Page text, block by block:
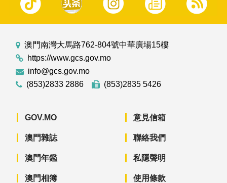
澳門南灣大馬路762-804號中華廣場15樓
https://www.gcs.gov.mo
info@gcs.gov.mo
(853)2833 2886
(853)2835 5426
GOV.MO
澳門雜誌
澳門年鑑
澳門相簿
意見信箱
聯絡我們
私隱聲明
使用條款